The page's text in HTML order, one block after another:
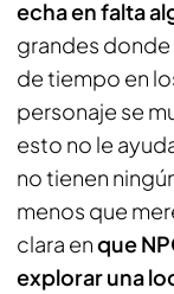
echa en falta
grandes
de tiempo en
personaje se
esto no le
no tienen
menos que
clara enque
explorar una